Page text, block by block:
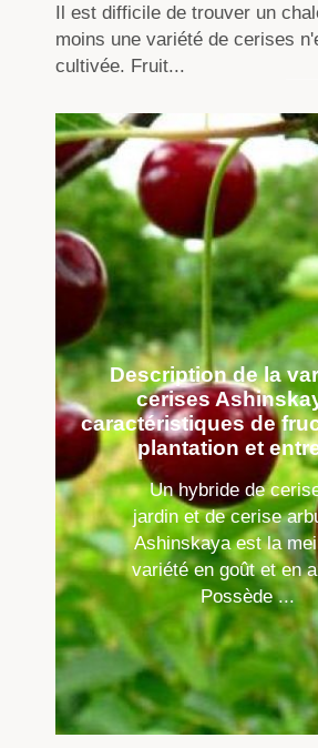
Il est difficile de trouver un
moins une variété de cerises
cultivée. Fruit...
Description de la
cerises
caractéristiques de
plantation et
Un hybride de
jardin et de cerise
Ashinskaya est la
variété en goût et en
Possède ...